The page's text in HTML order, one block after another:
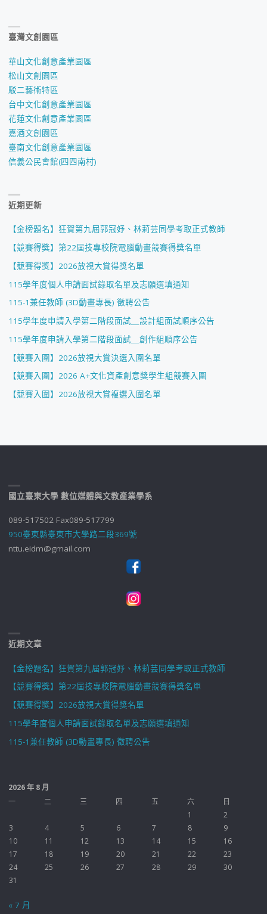
臺灣文創園區
華山文化創意產業園區
松山文創園區
駁二藝術特區
台中文化創意產業園區
花蓮文化創意產業園區
嘉酒文創園區
臺南文化創意產業園區
信義公民會館(四四南村)
近期更新
【金榜題名】狂賀第九屆郭冠妤、林莉芸同學考取正式教師
【競賽得獎】第22屆技專校院電腦動畫競賽得獎名單
【競賽得獎】2026放視大賞得獎名單
115學年度個人申請面試錄取名單及志願選填通知
115-1兼任教師 (3D動畫專長) 徵聘公告
115學年度申請入學第二階段面試＿設計組面試順序公告
115學年度申請入學第二階段面試＿創作組順序公告
【競賽入圍】2026放視大賞決選入圍名單
【競賽入圍】2026 A+文化資產創意獎學生組競賽入圍
【競賽入圍】2026放視大賞複選入圍名單
國立臺東大學 數位媒體與文教產業學系
089-517502 Fax089-517799
950臺東縣臺東市大學路二段369號
nttu.eidm@gmail.com
近期文章
【金榜題名】狂賀第九屆郭冠妤、林莉芸同學考取正式教師
【競賽得獎】第22屆技專校院電腦動畫競賽得獎名單
【競賽得獎】2026放視大賞得獎名單
115學年度個人申請面試錄取名單及志願選填通知
115-1兼任教師 (3D動畫專長) 徵聘公告
2026 年 8 月
一
二 三 四 五 六
日
1
2
3
4 5 6 7 8
9
10
11 12 13 14 15
16
17
18 19 20 21 22
23
24
25 26 27 28 29
30
31
« 7 月